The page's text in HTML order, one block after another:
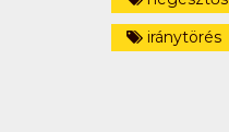
iránytörés